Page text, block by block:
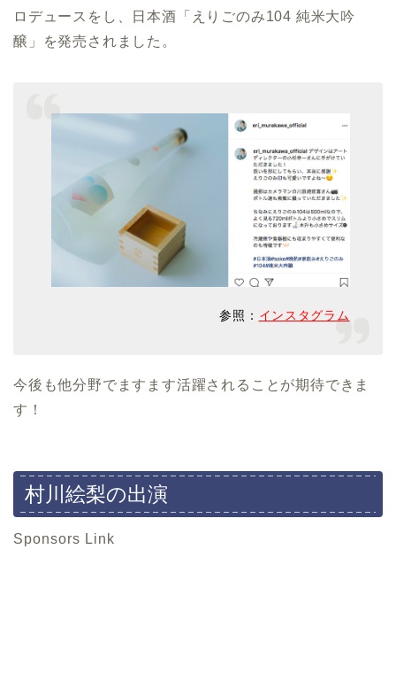
ロデュースをし、日本酒「えりごのみ104 純米大吟
醸」を発売されました。
参照： インスタグラム
今後も他分野でますます活躍されることが期待できま
す！
村川絵梨の出演
Sponsors Link